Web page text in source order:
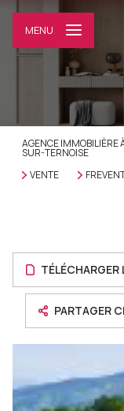
MENU
AGENCE IMMOBILIÈRE
SUR-TERNOISE
VENTE
TÉLÉCHARGER
PARTAGER